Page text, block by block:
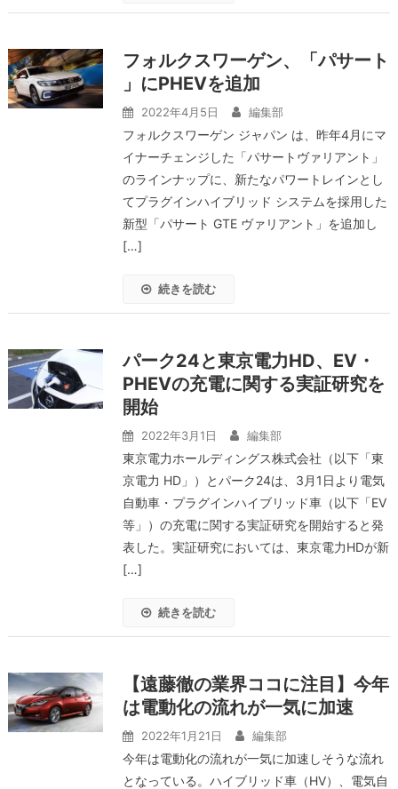
フォルクスワーゲン、「パサート
」にPHEVを追加
2022年4月5日 編集部
フォルクスワーゲン ジャパン は、昨年4月にマ
イナーチェンジした「パサートヴァリアント」
のラインナップに、新たなパワートレインとし
てプラグインハイブリッド システムを採用した
新型「パサート GTE ヴァリアント」を追加し
[…]
続きを読む
パーク24と東京電力HD、EV・
PHEVの充電に関する実証研究を
開始
2022年3月1日 編集部
東京電力ホールディングス株式会社（以下「東
京電力 HD」）とパーク24は、3月1日より電気
自動車・プラグインハイブリッド車（以下「EV
等」）の充電に関する実証研究を開始すると発
表した。実証研究においては、東京電力HDが新
[…]
続きを読む
【遠藤徹の業界ココに注目】今年
は電動化の流れが一気に加速
2022年1月21日 編集部
今年は電動化の流れが一気に加速しそうな流れ
となっている。ハイブリッド車（HV）、電気自